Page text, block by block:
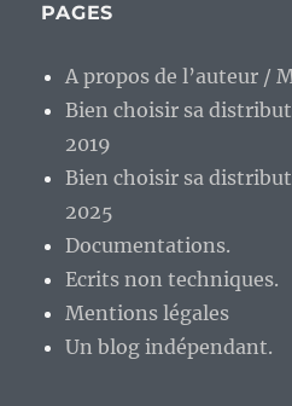
PAGES
A propos de l’auteur /
Bien choisir sa
2019
Bien choisir sa
2025
Documentations.
Ecrits non techniques.
Mentions légales
Un blog indépendant.